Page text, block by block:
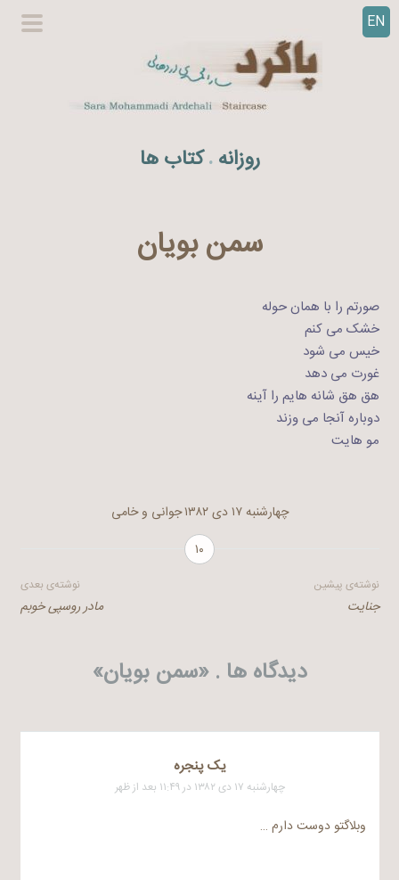
EN
روزانه . کتاب ها
سمن بویان
صورتم را با همان حوله
خشک می کنم
خیس می شود
غورت می دهد
هق هق شانه هایم را آینه
دوباره آنجا می وزند
مو هایت
چهارشنبه ۱۷ دی ۱۳۸۲
جوانی و خامی
۱۰
راهبری
نوشته‌ی پیشین
جنایت
نوشته‌ی بعدی
مادر روسپی خوبم
دیدگاه ها . «سمن بویان»
يک پنجره
چهارشنبه ۱۷ دی ۱۳۸۲ در ۱۱:۴۹ بعد از ظهر
وبلاگتو دوست دارم …